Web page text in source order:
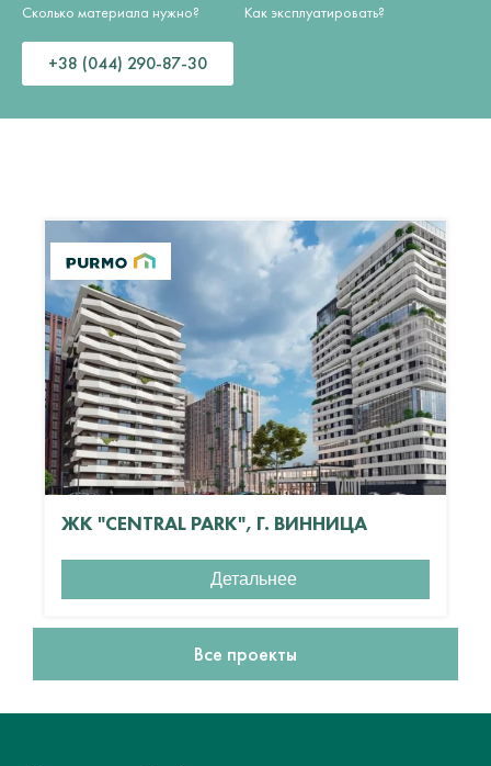
Сколько материала нужно?
Как эксплуатировать?
+38 (044) 290-87-30
ЖК "CENTRAL PARK", Г. ВИННИЦА
Детальнее
Все проекты